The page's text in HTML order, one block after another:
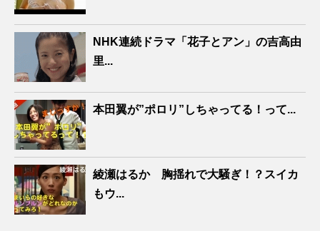
NHK連続ドラマ「花子とアン」の吉高由
里...
本田翼が”ポロリ”しちゃってる！って...
綾瀬はるか 胸揺れで大騒ぎ！？スイカ
もウ...